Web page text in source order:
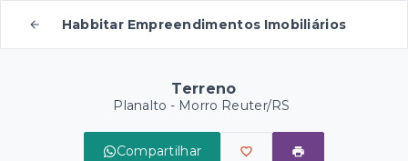
Habbitar Empreendimentos Imobiliários
Terreno
Planalto - Morro Reuter/RS
Compartilhar